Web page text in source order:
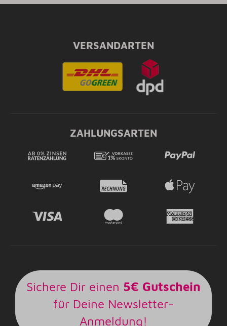
VERSANDARTEN
ZAHLUNGSARTEN
Sichere Dir einen 5€ Gutschein
für Deine Newsletter-
Anmeldung!